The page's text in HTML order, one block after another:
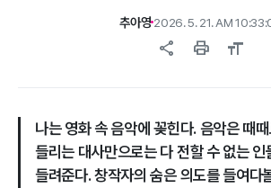
추아영 2026. 5. 21. AM
share print format_size
나는 영화 속 음악에 꽂힌다. 음악은 때
들리는 대사만으로는 다 전할 수 없는
들려준다. 창작자의 숨은 의도를 들여다